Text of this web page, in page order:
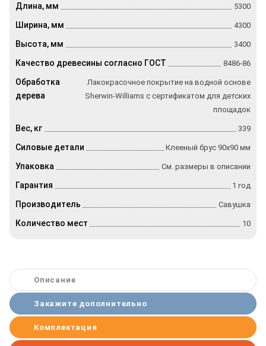
Длина, мм 5300
Ширина, мм 4300
Высота, мм 3400
Качество древесины согласно ГОСТ 8486-86
Обработка
дерева
Лакокрасочное покрытие на водной основе
Sherwin-Williams с сертификатом для детских
площадок
Вес, кг 339
Силовые детали Клееный брус 90х90 мм
Упаковка См. размеры в описании
Гарантия 1 год
Производитель Савушка
Количество мест 10
Описание
Закажите дополнительно
Комплектация